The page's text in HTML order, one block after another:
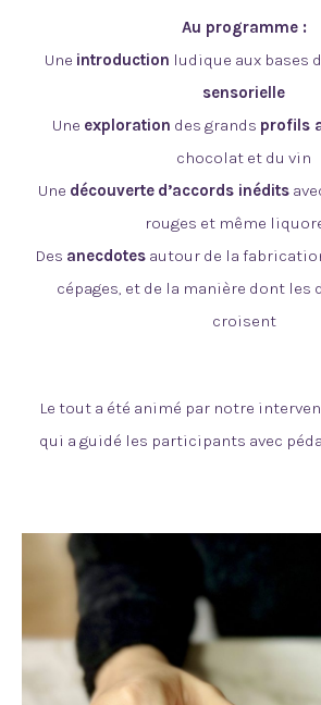
Au programme :
Une introduction ludique aux bases
sensorielle
Une exploration des grands profils
chocolat et du vin
Une découverte d’accords inédits
rouges et même
Des anecdotesautour de la
cépages, et de la manière dont les
croisent
Le tout a été animé par notre
qui a guidé les participants avec